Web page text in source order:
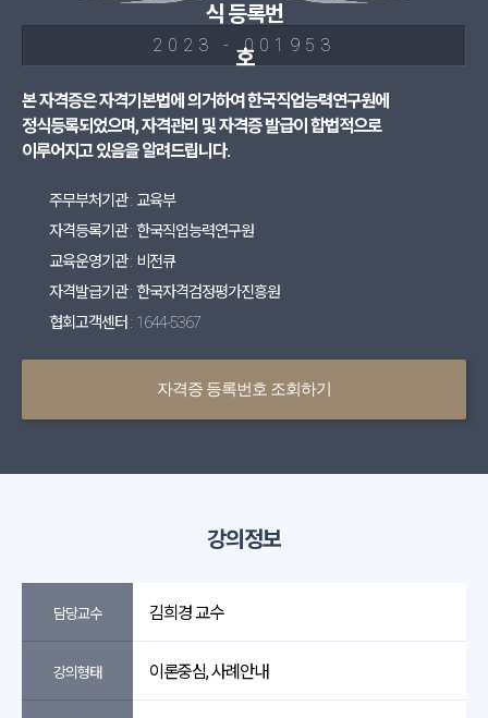
식 등록번
호
2023 - 001953
본 자격증은 자격기본법에 의거하여 한국직업능력연구원에
정식등록되었으며, 자격관리 및 자격증 발급이 합법적으로
이루어지고 있음을 알려드립니다.
주무부처기관 : 교육부
자격등록기관 : 한국직업능력연구원
교육운영기관 : 비전큐
자격발급기관 : 한국자격검정평가진흥원
협회고객센터 : 1644-5367
자격증 등록번호 조회하기
강의정보
담당교수 김희경 교수
강의형태 이론중심, 사례안내